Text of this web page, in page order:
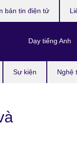
Sự kiện Nghệ
Dạy tiếng Anh
bản tin điện tử